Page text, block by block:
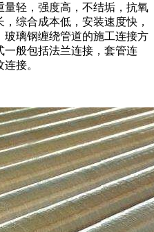
轻，强度高，不结垢，抗氧
综合成本低，安装速度快，
璃钢缠绕管道的施工连接方
般包括法兰连接，套管连
接。